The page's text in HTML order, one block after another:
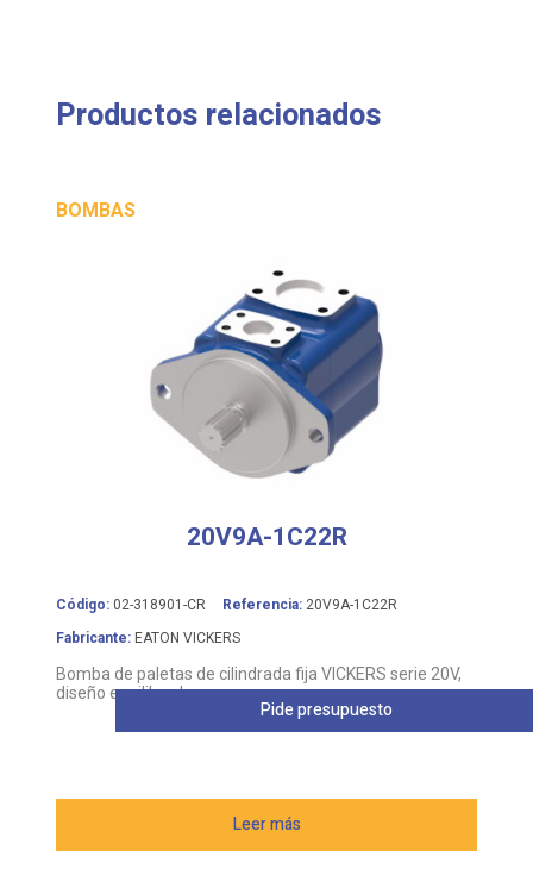
Productos relacionados
BOMBAS
20V9A-1C22R
Código: 02-318901-CR Referencia: 20V9A-1C22R
Fabricante: EATON VICKERS
Bomba de paletas de cilindrada fija VICKERS serie 20V,
diseño equilibrado
Leer más
Pide presupuesto